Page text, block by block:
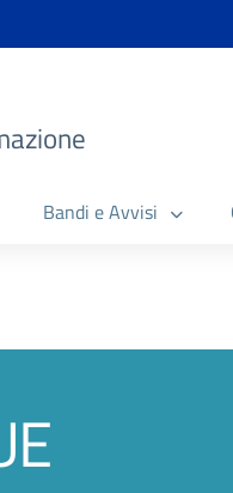
Bandi e Avvisi